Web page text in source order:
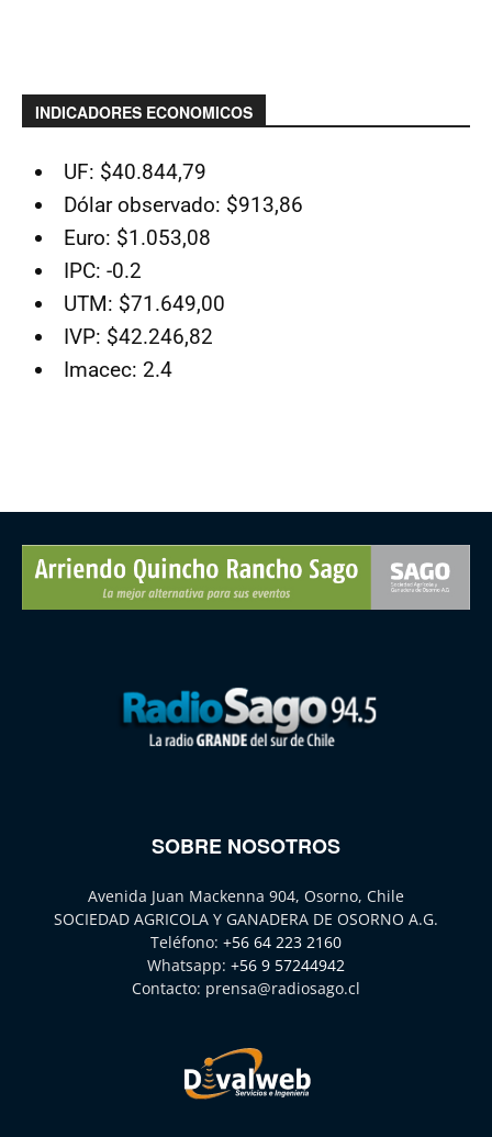
INDICADORES ECONOMICOS
UF: $40.844,79
Dólar observado: $913,86
Euro: $1.053,08
IPC: -0.2
UTM: $71.649,00
IVP: $42.246,82
Imacec: 2.4
SOBRE NOSOTROS
Avenida Juan Mackenna 904, Osorno, Chile
SOCIEDAD AGRICOLA Y GANADERA DE OSORNO A.G.
Teléfono: +56 64 223 2160
Whatsapp: +56 9 57244942
Contacto: prensa@radiosago.cl